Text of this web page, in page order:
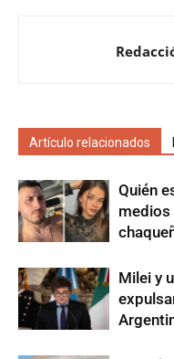
Artículo relacionados
Quién
medios
Milei y